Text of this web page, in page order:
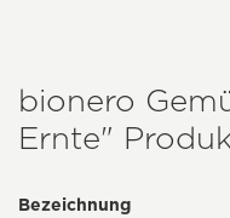
bionero
Ernte"
Bezeichnung